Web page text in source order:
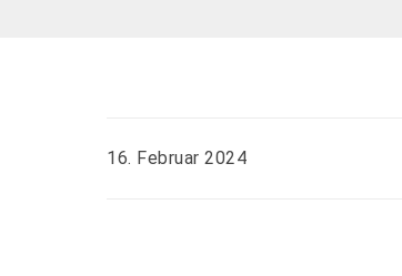
16. Februar 2024